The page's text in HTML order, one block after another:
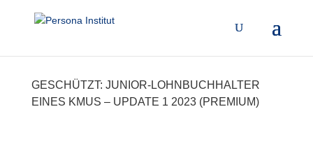
GESCHÜTZT: JUNIOR-LOHNBUCHHALTER
EINES KMUS – UPDATE 1 2023 (PREMIUM)